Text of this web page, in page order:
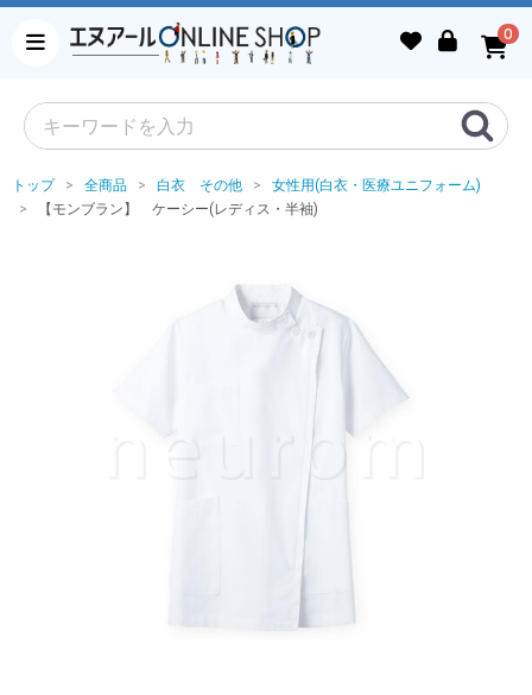
0
トップ 全商品 白衣 その他
女性用(白衣・医療ユニフォーム)
【モンブラン】 ケーシー(レディス・半袖)